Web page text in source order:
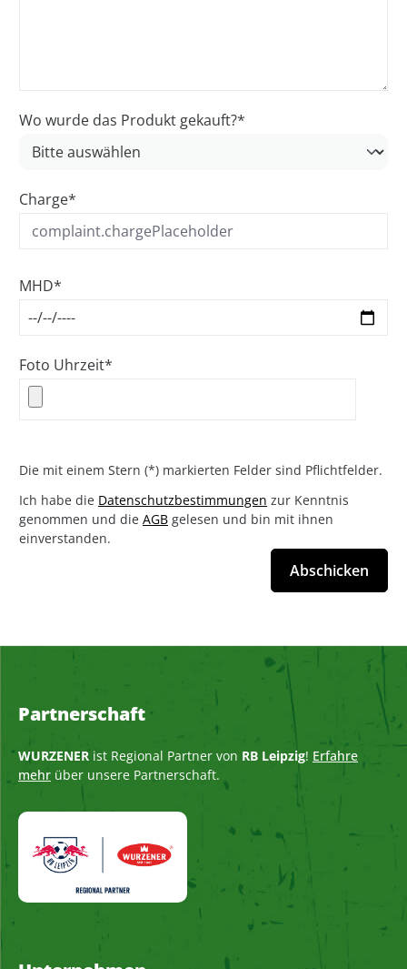
Wo wurde das Produkt gekauft?*
Charge*
MHD*
Foto Uhrzeit*
Die mit einem Stern (*) markierten Felder sind Pflichtfelder.
Ich habe die Datenschutzbestimmungen zur Kenntnis
genommen und die AGB gelesen und bin mit ihnen
einverstanden.
Abschicken
Partnerschaft
WURZENER ist Regional Partner von RB Leipzig! Erfahre
mehr über unsere Partnerschaft.